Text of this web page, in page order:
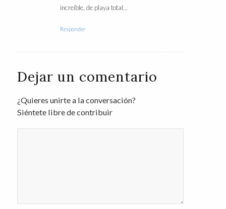
increíble, de playa total…
Responder
Dejar un comentario
¿Quieres unirte a la conversación?
Siéntete libre de contribuir